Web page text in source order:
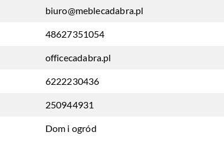
biuro@meblecadabra.pl
48627351054
officecadabra.pl
6222230436
250944931
Dom i ogród